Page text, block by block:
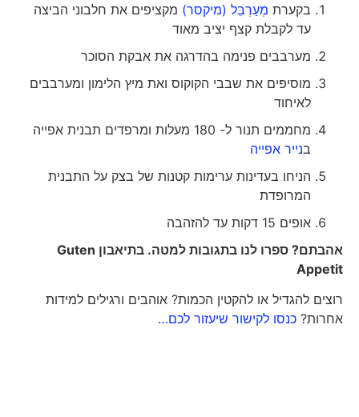
בקערתמְעַרְבֵּל (מיקסר)מקציפים את חלבוני הביצה
עד לקבלת קצף יציב מאוד
מערבבים פנימה בהדרגה את אבקת הסוכר
מוסיפים את שבבי הקוקוס ואת מיץ הלימון ומערבבים
לאיחוד
מחממים תנור ל- 180 מעלות ומרפדים תבנית אפייה
נייר אפייה
הניחו בעדינות ערימות קטנות של בצק על התבנית
המרופדת
אופים 15 דקות עד להזהבה
אהבתם? ספרו לנו בתגובות למטה. בתיאבוןGuten
Appetit
רוצים להגדיל או להקטין הכמות? אוהבים ורגילים למידות
אחרות?כנסו לקישור שיעזור לכם…